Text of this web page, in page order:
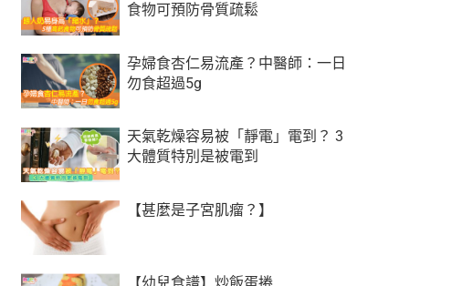
食物可預防骨質疏鬆
孕婦食杏仁易流產？中醫師：一日
勿食超過5g
天氣乾燥容易被「靜電」電到？ 3
大體質特別是被電到
【甚麼是子宮肌瘤？】